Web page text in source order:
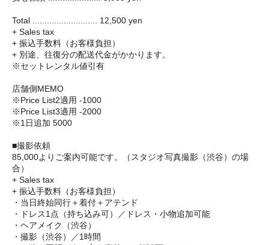
Total ........................... 12,500 yen
+ Sales tax
+ 振込手数料（お客様負担）
+ 別途、往復分の配送代金がかかります。
※セットレンタル値引有
店舗側MEMO
※Price List2適用 -1000
※Price List3適用 -2000
※1日追加 5000
■撮影依頼
85,000よりご案内可能です。（スタジオ写真撮影（渋谷）の場
合）
+ Sales tax
+ 振込手数料（お客様負担）
・当日終始同行＋着付＋アテンド
・ドレス1点（持ち込み可）／ドレス・小物追加可能
・ヘアメイク（渋谷）
・撮影（渋谷）／1時間